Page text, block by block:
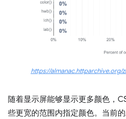
https://almanac.httparchive.org/
随着显示屏能够显示更多颜色，
些更宽的范围内指定颜色。当前